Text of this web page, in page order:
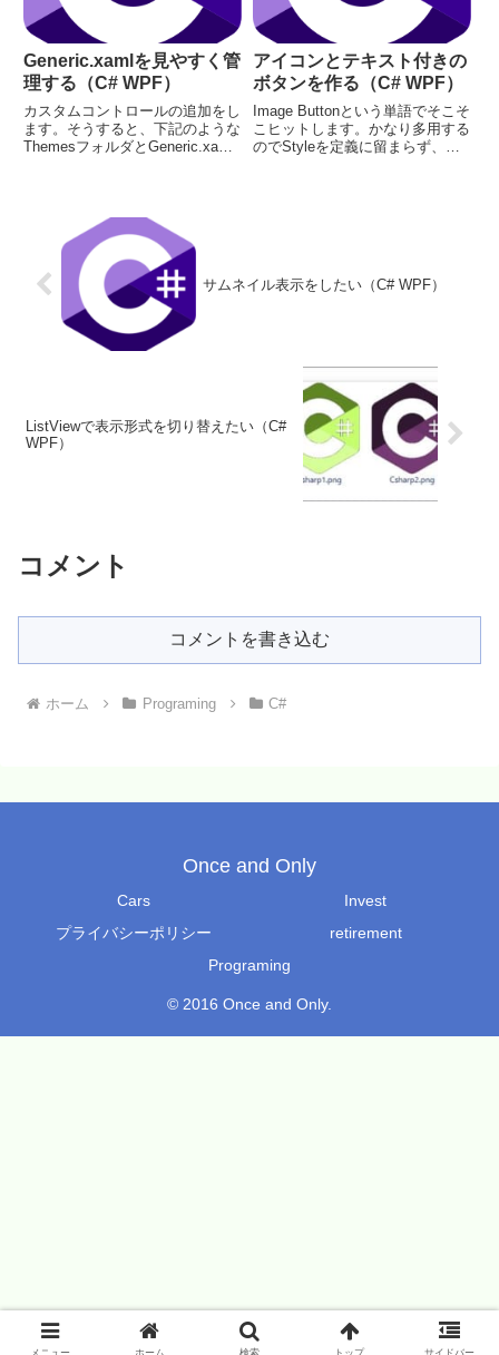
Generic.xamlを見やすく管
理する（C# WPF）
カスタムコントロールの追加をし
ます。そうすると、下記のような
ThemesフォルダとGeneric.xaml
ResourceDictiona...
アイコンとテキスト付きの
ボタンを作る（C# WPF）
Image Buttonという単語でそこそ
こヒットします。かなり多用する
のでStyleを定義に留まらず、カ
サムネイル表示をしたい（C# WPF）
ListViewで表示形式を切り替えたい（C#
WPF）
コメント
コメントを書き込む
ホーム Programing C#
Once and Only
Cars
Invest
プライバシーポリシー
retirement
Programing
© 2016 Once and Only.
メニュー ホーム 検索 トップ サイドバー